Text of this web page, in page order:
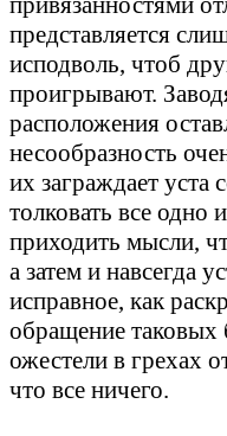
представляется
исподволь, чтоб
проигрывают.
расположения
несообразность
их заграждает уста
толковать все одно
приходить мысли,
а затем и навсегда
исправное, как
обращение таковых
ожестели в грехах
что все ничего.